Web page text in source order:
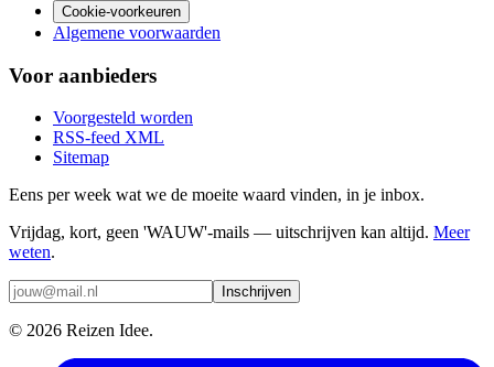
Cookie-voorkeuren
Algemene voorwaarden
Voor aanbieders
Voorgesteld worden
RSS-feed XML
Sitemap
Eens per week wat we de moeite waard vinden, in je inbox.
Vrijdag, kort, geen 'WAUW'-mails — uitschrijven kan altijd. Meer
weten.
Inschrijven
© 2026 Reizen Idee.